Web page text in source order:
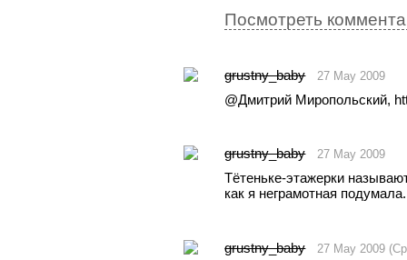
Посмотреть
grustny_baby 27 May 2009
@Дмитрий Миропольский,
grustny_baby 27 May 2009
Тётеньке-этажерки
как я неграмотная подумала.
grustny_baby 27 May 2009